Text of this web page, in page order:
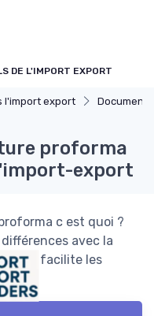
DE L'IMPORT EXPORT
l'import export
proforma
export
c est quoi ?
avec la
elle facilite les